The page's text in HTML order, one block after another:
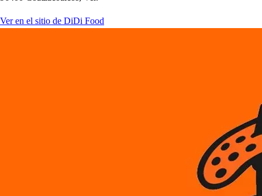
Ver en el sitio de DiDi Food